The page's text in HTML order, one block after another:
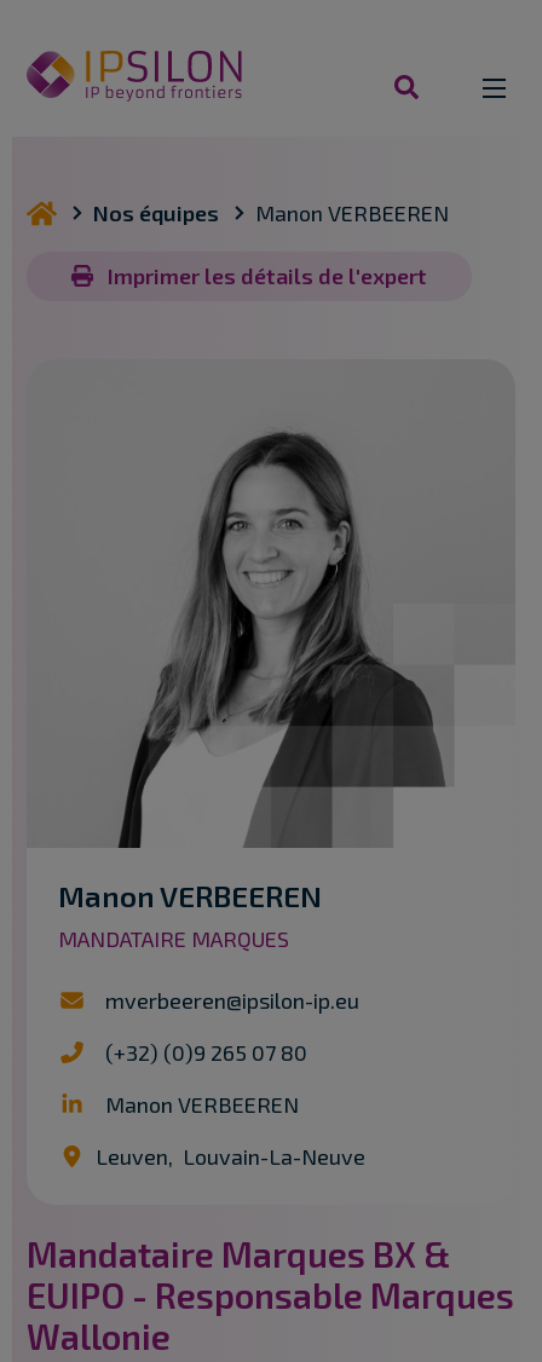
rechercher
vous êtes iciNos équipes Manon VERBEEREN
Imprimer les détails de l'expert
Manon VERBEEREN
MANDATAIRE MARQUES
mverbeeren@ipsilon-ip.eu
(+32) (0)9 265 07 80
Manon VERBEEREN
Leuven, Louvain-La-Neuve
Mandataire Marques BX &
EUIPO - Responsable Marques
Wallonie